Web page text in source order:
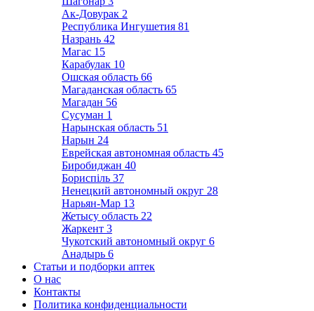
Ак-Довурак 2
Республика Ингушетия 81
Назрань 42
Магас 15
Карабулак 10
Ошская область 66
Магаданская область 65
Магадан 56
Сусуман 1
Нарынская область 51
Нарын 24
Еврейская автономная область 45
Биробиджан 40
Бориспіль 37
Ненецкий автономный округ 28
Нарьян-Мар 13
Жетысу область 22
Жаркент 3
Чукотский автономный округ 6
Анадырь 6
Статьи и подборки аптек
О нас
Контакты
Политика конфиденциальности